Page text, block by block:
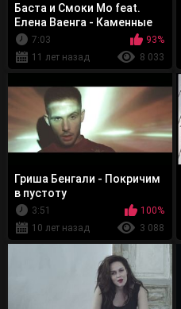
Баста и Смоки Мо feat.
Елена Ваенга - Каменные
цветы
7:03
93%
11 лет назад
8 033
Гриша Бенгали - Покричим
в пустоту
3:51
100%
10 лет назад
3 088